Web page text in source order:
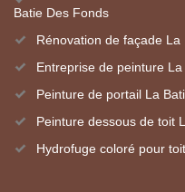
Batie Des Fonds
Rénovation de façade La
Entreprise de peinture
Peinture de portail La
Peinture dessous de toit
Hydrofuge coloré pour